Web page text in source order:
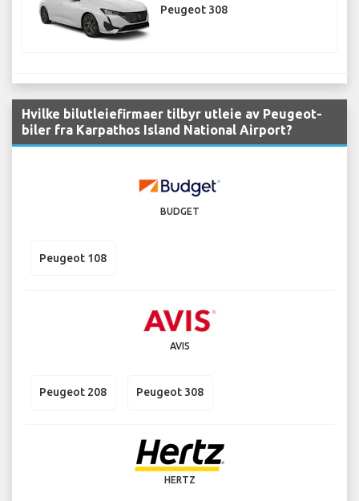
Peugeot 308
Hvilke bilutleiefirmaer tilbyr utleie av Peugeot-
biler fra Karpathos Island National Airport?
BUDGET
Peugeot 108
AVIS
Peugeot 208 Peugeot 308
HERTZ